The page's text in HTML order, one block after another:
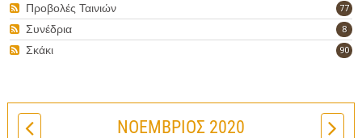
77
Προβολές Ταινιών
8
Συνέδρια
90
Σκάκι
ΝΟΈΜΒΡΙΟΣ 2020